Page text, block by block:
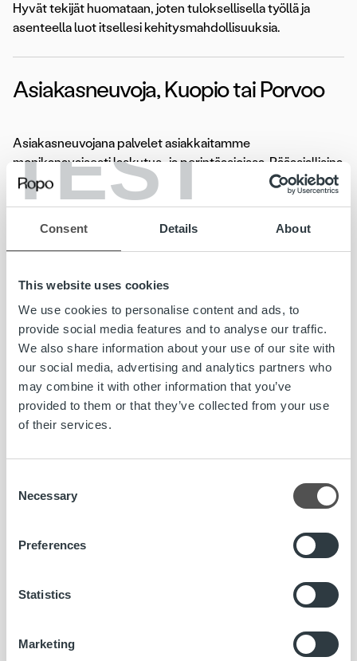
TEST
Consent Details About
This website uses cookies
We use cookies to personalise content and ads, to
provide social media features and to analyse our traffic.
We also share information about your use of our site with
our social media, advertising and analytics partners who
may combine it with other information that you’ve
provided to them or that they’ve collected from your use
of their services.
Selection
Necessary
Preferences
Statistics
Marketing
Hyvät tekijät huomataan, joten tuloksellisella työllä ja
asenteella luot itsellesi kehitysmahdollisuuksia.
Asiakasneuvoja, Kuopio tai Porvoo
Asiakasneuvojana palvelet asiakkaitamme
monikanavaisesti laskutus- ja perintäasioissa. Pääasiallisina
työvälineinäsi toimivat puhelin, sähköposti sekä chat.
Työskentelet tavoitteellisella otteella osana mahtavaa
Hakuaika 16.6.2019 asti
Lue koko ilmoitus»
Lasku on iloinen asia. Kun yritys saa myymästään tavarasta
laskutuksesta kokonaisuutena. Joka 6. Suomessa lähtevä
lasku välitetään meidän kauttamme ja kuukausittain yli 8
perustuu kykyymme kasvaa ja kehittyä yksilöinä sekä
www.ropocapital.fi/rekrytointi